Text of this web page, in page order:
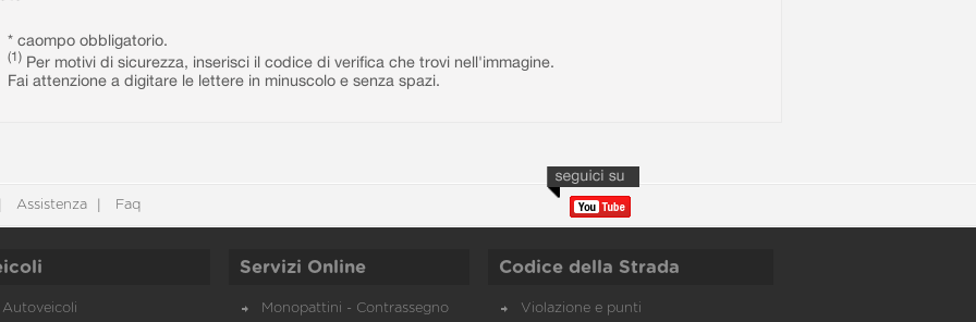
* caompo obbligatorio.
(1) Per motivi di sicurezza, inserisci il codice di verifica che trovi nell'immagine.
Fai attenzione a digitare le lettere in minuscolo e senza spazi.
Assistenza Faq
Autoveicoli
Servizi Online
Monopattini - Contrassegno
Codice della Strada
Violazione e punti